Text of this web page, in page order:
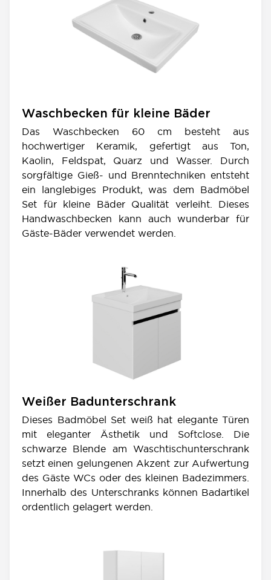
Waschbecken für kleine Bäder
Das Waschbecken 60 cm besteht aus
hochwertiger Keramik, gefertigt aus Ton,
Kaolin, Feldspat, Quarz und Wasser. Durch
sorgfältige Gieß- und Brenntechniken entsteht
ein langlebiges Produkt, was dem Badmöbel
Set für kleine Bäder Qualität verleiht. Dieses
Handwaschbecken kann auch wunderbar für
Gäste-Bäder verwendet werden.
Weißer Badunterschrank
Dieses Badmöbel Set weiß hat elegante Türen
mit eleganter Ästhetik und Softclose. Die
schwarze Blende am Waschtischunterschrank
setzt einen gelungenen Akzent zur Aufwertung
des Gäste WCs oder des kleinen Badezimmers.
Innerhalb des Unterschranks können Badartikel
ordentlich gelagert werden.